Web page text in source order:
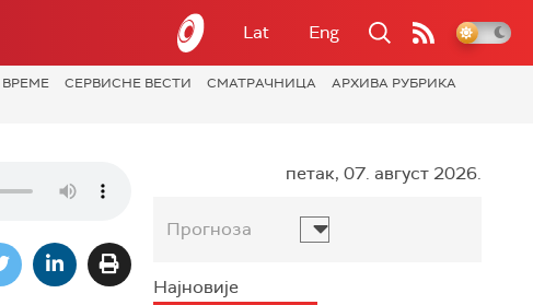
Lat Eng
ВРЕМЕ СЕРВИСНЕ ВЕСТИ СМАТРАЧНИЦА
АРХИВА РУБРИКА
петак, 07. август 2026.
Прогноза
Најновије